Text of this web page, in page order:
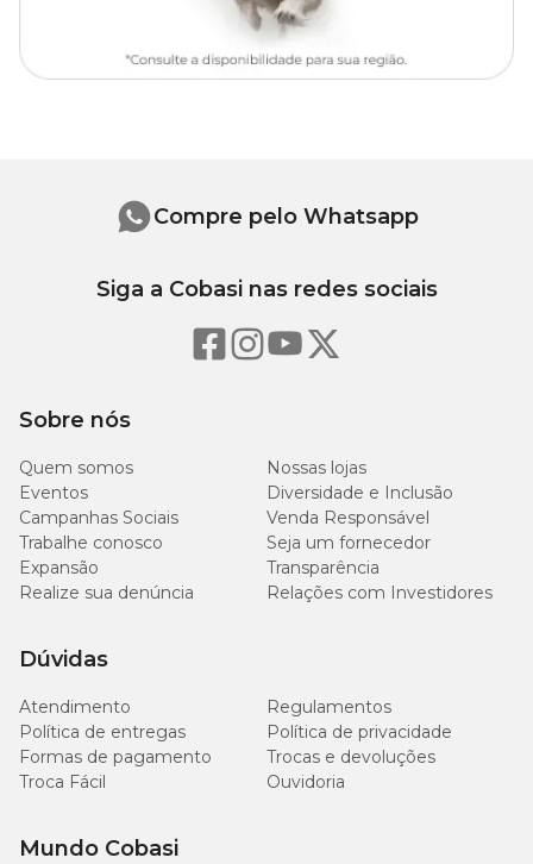
Sobre nós
Quem somos
Nossas lojas
Eventos
Diversidade e Inclusão
Campanhas Sociais
Venda Responsável
Trabalhe conosco
Seja um fornecedor
Expansão
Transparência
Realize sua denúncia
Relações com Investidores
Dúvidas
Atendimento
Regulamentos
Política de entregas
Política de privacidade
Formas de pagamento
Trocas e devoluções
Troca Fácil
Ouvidoria
Mundo Cobasi
Compre pelo Whatsapp
Siga a Cobasi nas redes sociais